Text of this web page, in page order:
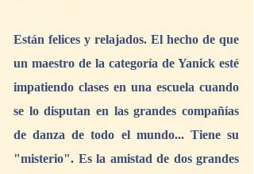
Están felices y relajados. El hecho de que
un maestro de la categoría de Yanick esté
impatiendo clases en una escuela cuando
se lo disputan en las grandes compañías
de danza de todo el mundo... Tiene su
"misterio". Es la amistad de dos grandes